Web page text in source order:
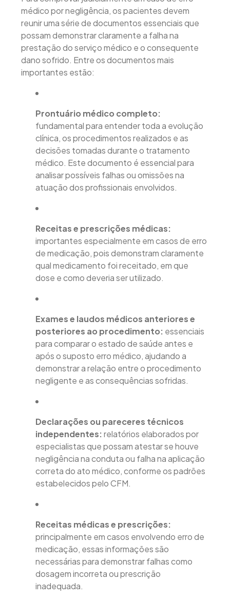
médico por negligência, os pacientes devem
reunir uma série de documentos essenciais que
possam demonstrar claramente a falha na
prestação do serviço médico e o consequente
dano sofrido. Entre os documentos mais
importantes estão:
Prontuário médico completo:
fundamental para entender toda a evolução
clínica, os procedimentos realizados e as
decisões tomadas durante o tratamento
médico. Este documento é essencial para
analisar possíveis falhas ou omissões na
atuação dos profissionais envolvidos.
Receitas e prescrições médicas:
importantes especialmente em casos de erro
de medicação, pois demonstram claramente
qual medicamento foi receitado, em que
dose e como deveria ser utilizado.
Exames e laudos médicos anteriores e
posteriores ao procedimento: essenciais
para comparar o estado de saúde antes e
após o suposto erro médico, ajudando a
demonstrar a relação entre o procedimento
negligente e as consequências sofridas.
Declarações ou pareceres técnicos
independentes:relatórios elaborados por
especialistas que possam atestar se houve
negligência na conduta ou falha na aplicação
correta do ato médico, conforme os padrões
estabelecidos pelo CFM.
Receitas médicas e prescrições:
principalmente em casos envolvendo erro de
medicação, essas informações são
necessárias para demonstrar falhas como
dosagem incorreta ou prescrição
inadequada.